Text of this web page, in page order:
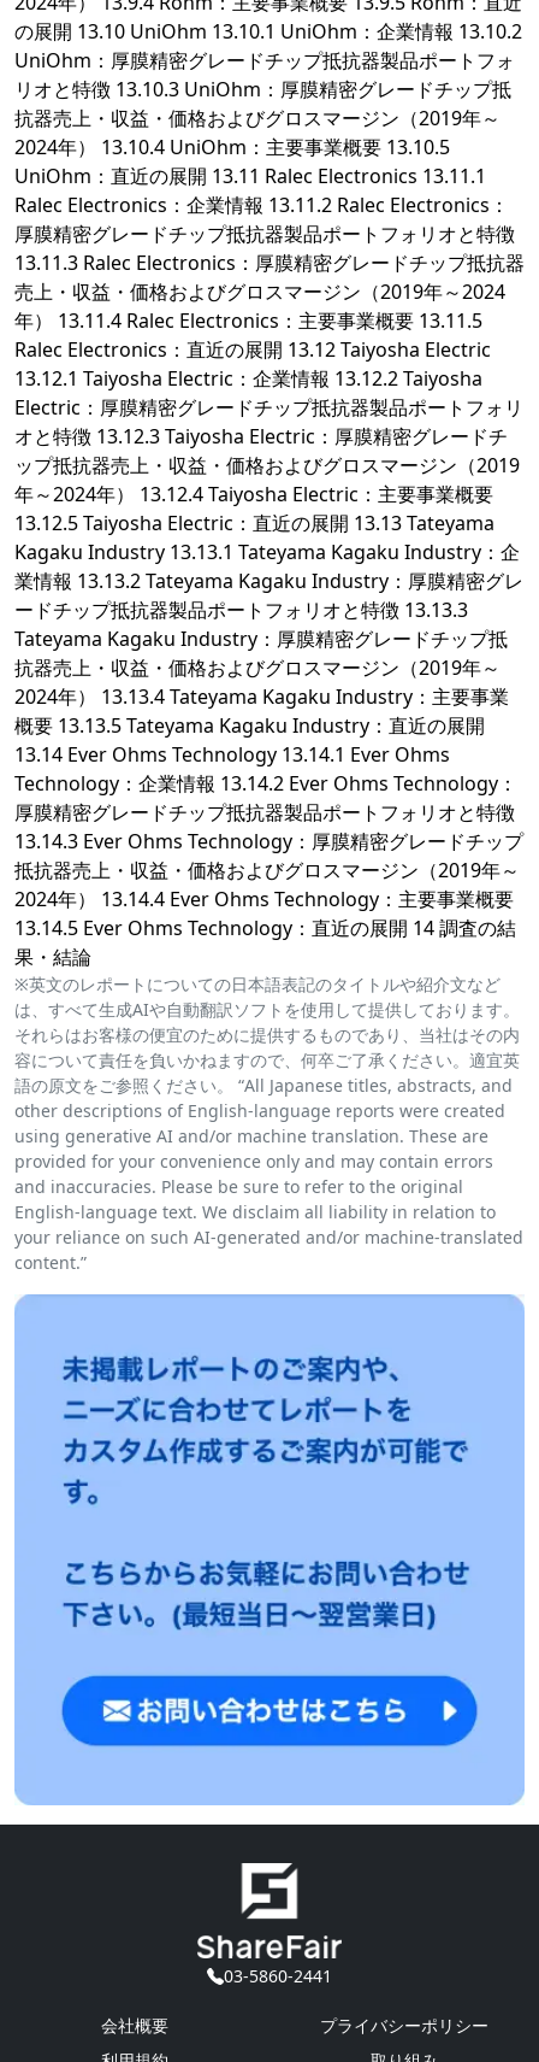
の展開 13.10 UniOhm 13.10.1 UniOhm：企業情報 13.10.2
UniOhm：厚膜精密グレードチップ抵抗器製品ポートフォ
リオと特徴 13.10.3 UniOhm：厚膜精密グレードチップ抵
抗器売上・収益・価格およびグロスマージン（2019年～
2024年） 13.10.4 UniOhm：主要事業概要 13.10.5
UniOhm：直近の展開 13.11 Ralec Electronics 13.11.1
Ralec Electronics：企業情報 13.11.2 Ralec Electronics：
厚膜精密グレードチップ抵抗器製品ポートフォリオと特徴
13.11.3 Ralec Electronics：厚膜精密グレードチップ抵抗器
売上・収益・価格およびグロスマージン（2019年～2024
年） 13.11.4 Ralec Electronics：主要事業概要 13.11.5
Ralec Electronics：直近の展開 13.12 Taiyosha Electric
13.12.1 Taiyosha Electric：企業情報 13.12.2 Taiyosha
Electric：厚膜精密グレードチップ抵抗器製品ポートフォリ
オと特徴 13.12.3 Taiyosha Electric：厚膜精密グレードチ
ップ抵抗器売上・収益・価格およびグロスマージン（2019
年～2024年） 13.12.4 Taiyosha Electric：主要事業概要
13.12.5 Taiyosha Electric：直近の展開 13.13 Tateyama
Kagaku Industry 13.13.1 Tateyama Kagaku Industry：企
業情報 13.13.2 Tateyama Kagaku Industry：厚膜精密グレ
ードチップ抵抗器製品ポートフォリオと特徴 13.13.3
Tateyama Kagaku Industry：厚膜精密グレードチップ抵
抗器売上・収益・価格およびグロスマージン（2019年～
2024年） 13.13.4 Tateyama Kagaku Industry：主要事業
概要 13.13.5 Tateyama Kagaku Industry：直近の展開
13.14 Ever Ohms Technology 13.14.1 Ever Ohms
Technology：企業情報 13.14.2 Ever Ohms Technology：
厚膜精密グレードチップ抵抗器製品ポートフォリオと特徴
13.14.3 Ever Ohms Technology：厚膜精密グレードチップ
抵抗器売上・収益・価格およびグロスマージン（2019年～
2024年） 13.14.4 Ever Ohms Technology：主要事業概要
13.14.5 Ever Ohms Technology：直近の展開 14 調査の結
果・結論
※英文のレポートについての日本語表記のタイトルや紹介文など
は、すべて生成AIや自動翻訳ソフトを使用して提供しております。
それらはお客様の便宜のために提供するものであり、当社はその内
容について責任を負いかねますので、何卒ご了承ください。適宜英
語の原文をご参照ください。 “All Japanese titles, abstracts, and
other descriptions of English-language reports were created
using generative AI and/or machine translation. These are
provided for your convenience only and may contain errors
and inaccuracies. Please be sure to refer to the original
English-language text. We disclaim all liability in relation to
your reliance on such AI-generated and/or machine-translated
content.”
03-5860-2441
会社概要
プライバシーポリシー